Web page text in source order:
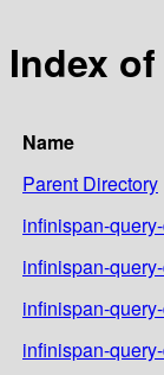
Index
Name
Parent Directory
infinispan-
infinispan-
infinispan-
infinispan-